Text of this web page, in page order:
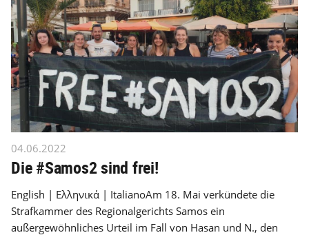
04.06.2022
Die #Samos2 sind frei!
English | Ελληνικά | ItalianoAm 18. Mai verkündete die
Strafkammer des Regionalgerichts Samos ein
außergewöhnliches Urteil im Fall von Hasan und N., den